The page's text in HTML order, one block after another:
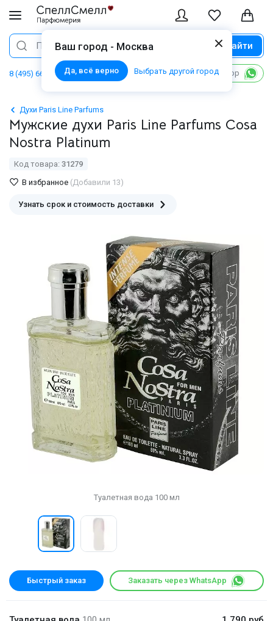
Ваш город - Москва
Да, всё верно Выбрать другой город
Поиск Найти
8 (495) 668 06 02 Написать в WhatsApp
Духи Paris Line Parfums
Мужские духи Paris Line Parfums Cosa
Nostra Platinum
Код товара: 31279
В избранное (Добавили 13)
Узнать срок и стоимость доставки
Туалетная вода 100 мл
Быстрый заказ Заказать через WhatsApp